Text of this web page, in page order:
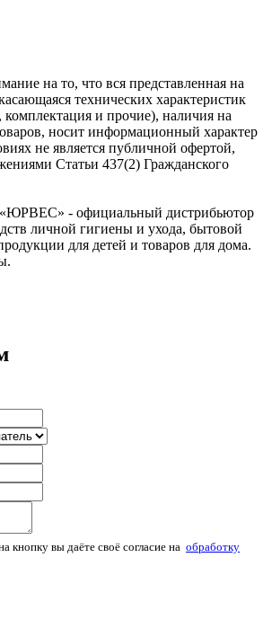
на то, что вся представленная на
технических характеристик
и прочие), наличия на
носит информационный характер
не является публичной офертой,
Статьи 437(2) Гражданского
- официальный дистрибьютор
личной гигиены и ухода, бытовой
для детей и товаров для дома.
кнопку вы даёте своё согласие на обработку